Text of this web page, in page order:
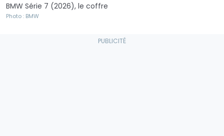
BMW Série 7 (2026), le coffre
Photo : BMW